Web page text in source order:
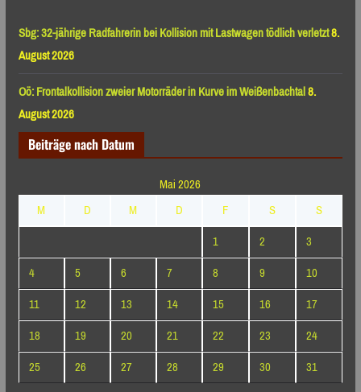
Sbg: 32-jährige Radfahrerin bei Kollision mit Lastwagen tödlich verletzt8.
August 2026
Oö: Frontalkollision zweier Motorräder in Kurve im Weißenbachtal8.
August 2026
Beiträge nach Datum
Mai 2026
M
D M D F S
S
1
2
3
4
5 6 7 8 9
10
11
12 13 14 15 16
17
18
19 20 21 22 23
24
25
26 27 28 29 30 31